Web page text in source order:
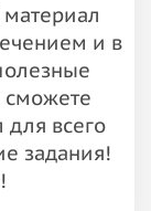
и в
сможете
для всего
задания!